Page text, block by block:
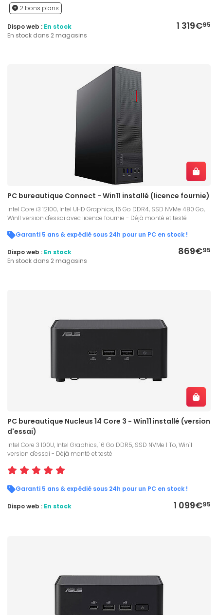
2 bons plans
1 319€95
Dispo web : En stock
En stock dans 2 magasins
PC bureautique Connect - Win11 installé (licence fournie)
Intel Core i3 12100, Intel UHD Graphics, 16 Go DDR4, SSD NVMe 480 Go,
Win11 version d'essai avec licence fournie - Déjà monté et testé
Garanti 5 ans & expédié sous 24h pour un PC en stock !
869€95
Dispo web : En stock
En stock dans 2 magasins
PC bureautique Nucleus 14 Core 3 - Win11 installé (version
d'essai)
Intel Core 3 100U, Intel Graphics, 16 Go DDR5, SSD NVMe 1 To, Win11
version d'essai - Déjà monté et testé
Garanti 5 ans & expédié sous 24h pour un PC en stock !
1 099€95
Dispo web : En stock